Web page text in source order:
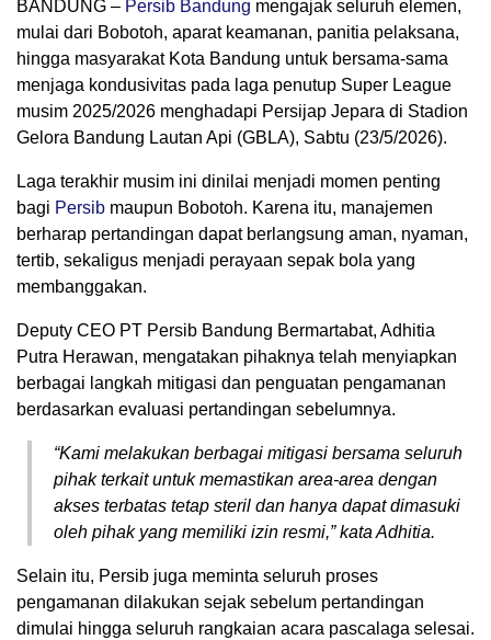
BANDUNG – Persib Bandung mengajak seluruh elemen,
mulai dari Bobotoh, aparat keamanan, panitia pelaksana,
hingga masyarakat Kota Bandung untuk bersama-sama
menjaga kondusivitas pada laga penutup Super League
musim 2025/2026 menghadapi Persijap Jepara di Stadion
Gelora Bandung Lautan Api (GBLA), Sabtu (23/5/2026).
Laga terakhir musim ini dinilai menjadi momen penting
bagi Persib maupun Bobotoh. Karena itu, manajemen
berharap pertandingan dapat berlangsung aman, nyaman,
tertib, sekaligus menjadi perayaan sepak bola yang
membanggakan.
Deputy CEO PT Persib Bandung Bermartabat, Adhitia
Putra Herawan, mengatakan pihaknya telah menyiapkan
berbagai langkah mitigasi dan penguatan pengamanan
berdasarkan evaluasi pertandingan sebelumnya.
“Kami melakukan berbagai mitigasi bersama seluruh
pihak terkait untuk memastikan area-area dengan
akses terbatas tetap steril dan hanya dapat dimasuki
oleh pihak yang memiliki izin resmi,” kata Adhitia.
Selain itu, Persib juga meminta seluruh proses
pengamanan dilakukan sejak sebelum pertandingan
dimulai hingga seluruh rangkaian acara pascalaga selesai.